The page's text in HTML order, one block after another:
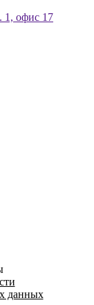
1, офис 17
данных